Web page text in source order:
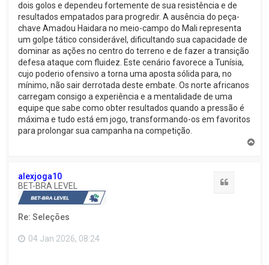
dois golos e dependeu fortemente de sua resistência e de
resultados empatados para progredir. A ausência do peça-
chave Amadou Haidara no meio-campo do Mali representa
um golpe tático considerável, dificultando sua capacidade de
dominar as ações no centro do terreno e de fazer a transição
defesa ataque com fluidez. Este cenário favorece a Tunísia,
cujo poderio ofensivo a torna uma aposta sólida para, no
mínimo, não sair derrotada deste embate. Os norte africanos
carregam consigo a experiência e a mentalidade de uma
equipe que sabe como obter resultados quando a pressão é
máxima e tudo está em jogo, transformando-os em favoritos
para prolongar sua campanha na competição.
alexjoga10
BET-BRA LEVEL
Re: Seleções
04 Jan 2026, 08:24